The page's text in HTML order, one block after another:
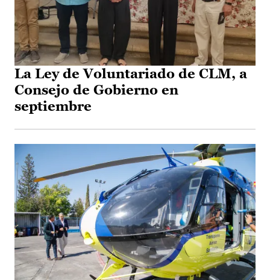
La Ley de Voluntariado de CLM, a
Consejo de Gobierno en
septiembre